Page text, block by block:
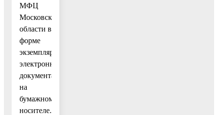
МФЦ
Московской
области в
форме
экземпляра
электронного
документа
на
бумажном
носителе.